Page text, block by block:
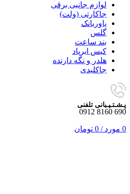
لوازم جانبی برقی
جاکارتی (ولت)
پاوربانک
گلس
بند ساعت
کیس ایرپاد
هلدر و نگه دارنده
جاکلیدی
پـشـتـیـبانی تلفنی
690 8160 0912
0 مورد /
0 تومان